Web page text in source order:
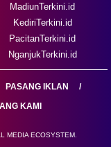
MadiunTerkini.id
KediriTerkini.id
PacitanTerkini.id
NganjukTerkini.id
PASANG IKLAN
KAMI
MEDIA ECOSYSTEM.